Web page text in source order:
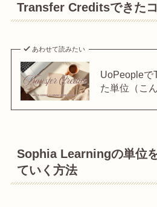
Transfer Creditsできた
あわせて読みたい
UoPeopleで
た単位（こ
Sophia Learningの単位
ていく方法